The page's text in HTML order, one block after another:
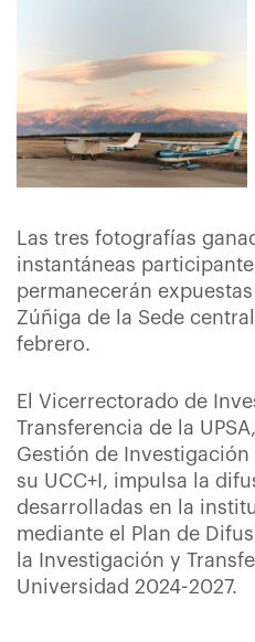
Las tres fotografías
instantáneas
permanecerán
Zúñiga de la Sede
febrero.
El Vicerrectorado de
Transferencia de la
Gestión de Investigación
su UCC+I, impulsa la
desarrolladas en la
mediante el Plan de
la Investigación y
Universidad 2024-2027.